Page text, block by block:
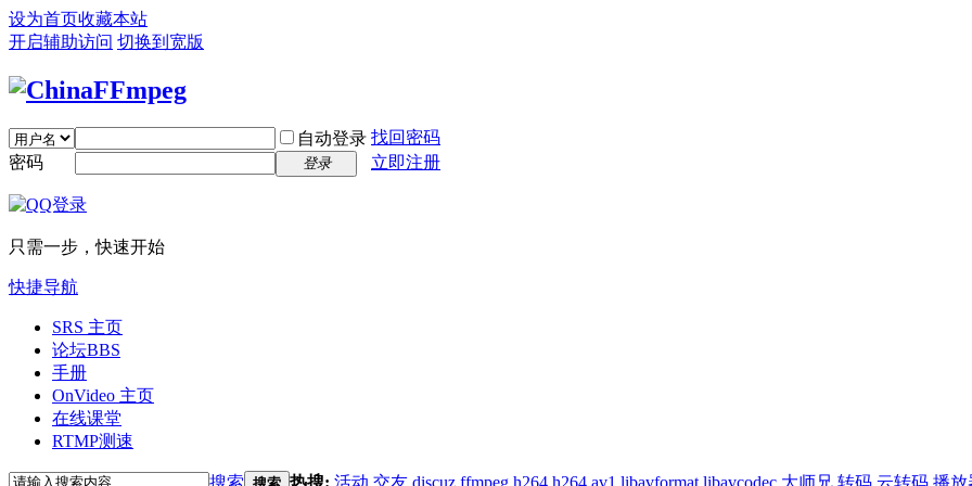
设为首页收藏本站
开启辅助访问 切换到宽版
自动登录 找回密码
密码
登录 立即注册
只需一步，快速开始
快捷导航
SRS 主页
论坛BBS
手册
OnVideo 主页
在线课堂
RTMP测速
搜索 热搜: 活动 交友 discuz ffmpeg h264 h264 av1 libavformat libavcodec 大师兄 转码 云转码 播放